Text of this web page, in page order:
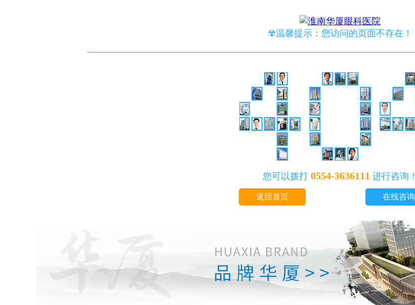
☢温馨提示：您访问的页面不存在！
您可以拨打 0554-3636111 进行咨询！
返回首页 在线咨询